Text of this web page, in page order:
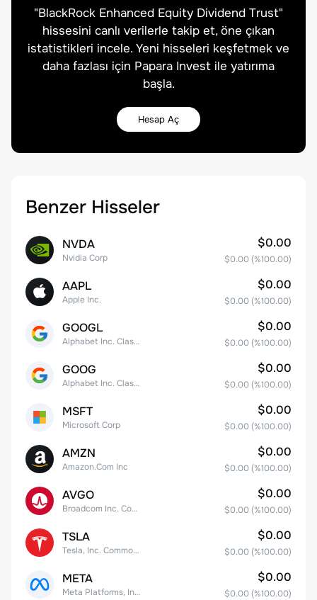
"BlackRock Enhanced Equity Dividend Trust"
hissesini canlı verilerle takip et, öne çıkan
istatistikleri incele. Yeni hisseleri keşfetmek ve
daha fazlası için Papara Invest ile yatırıma
başla.
Hesap Aç
Benzer Hisseler
NVDA
Nvidia Corp
$0.00
$0.00 (%100.00)
AAPL
Apple Inc.
$0.00
$0.00 (%100.00)
GOOGL
Alphabet Inc. Class A Common Stock
$0.00
$0.00 (%100.00)
GOOG
Alphabet Inc. Class C Capital Stock
$0.00
$0.00 (%100.00)
MSFT
Microsoft Corp
$0.00
$0.00 (%100.00)
AMZN
Amazon.Com Inc
$0.00
$0.00 (%100.00)
AVGO
Broadcom Inc. Common Stock
$0.00
$0.00 (%100.00)
TSLA
Tesla, Inc. Common Stock
$0.00
$0.00 (%100.00)
META
Meta Platforms, Inc. Class A Common Stock
$0.00
$0.00 (%100.00)